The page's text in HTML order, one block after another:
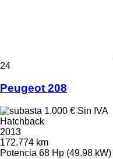
24
Peugeot 208
1.000 € Sin IVA
Hatchback
2013
172.774 km
Potencia 68 Hp (49.98 kW)